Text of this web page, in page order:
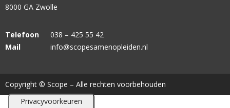
8000 GA Zwolle
Telefoon
038 – 425 55 42
Mail
info@scopesamenopleiden.nl
Copyright © Scope – Alle rechten voorbehouden